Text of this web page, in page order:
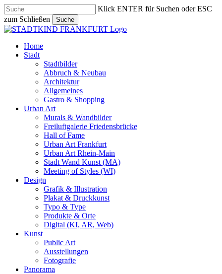
Skip
to
main
content
Klick ENTER für Suchen oder ESC
zum Schließen
Suche
Close
search
Menu
Home
Stadt
Stadtbilder
Abbruch & Neubau
Architektur
Allgemeines
Gastro & Shopping
Urban Art
Murals & Wandbilder
Freiluftgalerie Friedensbrücke
Hall of Fame
Urban Art Frankfurt
Urban Art Rhein-Main
Stadt Wand Kunst (MA)
Meeting of Styles (WI)
Design
Grafik & Illustration
Plakat & Druckkunst
Typo & Type
Produkte & Orte
Digital (KI, AR, Web)
Kunst
Public Art
Ausstellungen
Fotografie
Panorama